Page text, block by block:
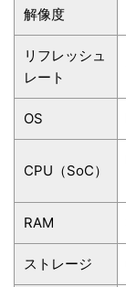
解像度
リフレッシュ
レート
OS
CPU（SoC）
RAM
ストレージ